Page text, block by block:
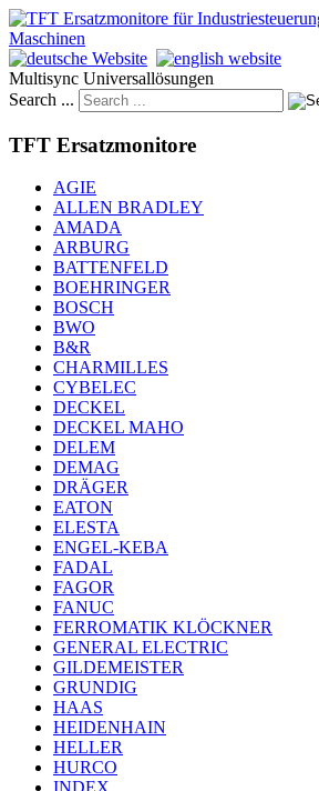
Multisync Universallösungen
Search ...
TFT Ersatzmonitore
AGIE
ALLEN BRADLEY
AMADA
ARBURG
BATTENFELD
BOEHRINGER
BOSCH
BWO
B&R
CHARMILLES
CYBELEC
DECKEL
DECKEL MAHO
DELEM
DEMAG
DRÄGER
EATON
ELESTA
ENGEL-KEBA
FADAL
FAGOR
FANUC
FERROMATIK KLÖCKNER
GENERAL ELECTRIC
GILDEMEISTER
GRUNDIG
HAAS
HEIDENHAIN
HELLER
HURCO